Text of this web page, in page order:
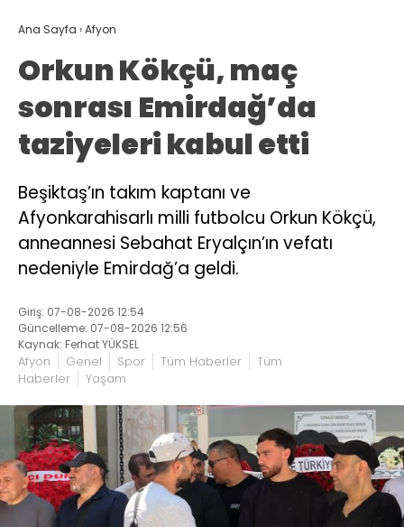
Ana Sayfa ›Afyon
Orkun Kökçü, maç
sonrası Emirdağ’da
taziyeleri kabul etti
Beşiktaş’ın takım kaptanı ve
Afyonkarahisarlı milli futbolcu Orkun Kökçü,
anneannesi Sebahat Eryalçın’ın vefatı
nedeniyle Emirdağ’a geldi.
Giriş: 07-08-2026 12:54
Güncelleme: 07-08-2026 12:56
Kaynak: Ferhat YÜKSEL
Afyon Genel Spor Tüm Haberler
Tüm
Haberler
Yaşam